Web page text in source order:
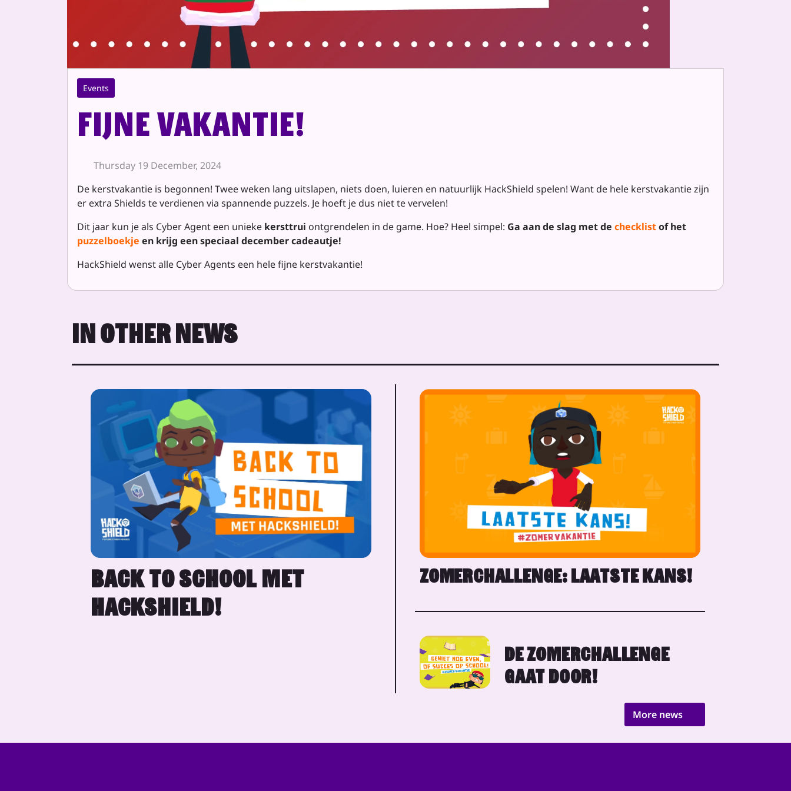
Events
Fijne vakantie!
Thursday 19 December, 2024
De kerstvakantie is begonnen! Twee weken lang uitslapen, niets doen, luieren en natuurlijk HackShield spelen! Want de hele kerstvakantie zijn
er extra Shields te verdienen via spannende puzzels. Je hoeft je dus niet te vervelen!
Dit jaar kun je als Cyber Agent een unieke kersttrui ontgrendelen in de game. Hoe? Heel simpel: Ga aan de slag met de checklistof het
puzzelboekje en krijg een speciaal december cadeautje!
HackShield wenst alle Cyber Agents een hele fijne kerstvakantie!
IN OTHER NEWS
BACK TO SCHOOL MET
HACKSHIELD!
ZOMERCHALLENGE: LAATSTE KANS!
DE ZOMERCHALLENGE
GAAT DOOR!
More news